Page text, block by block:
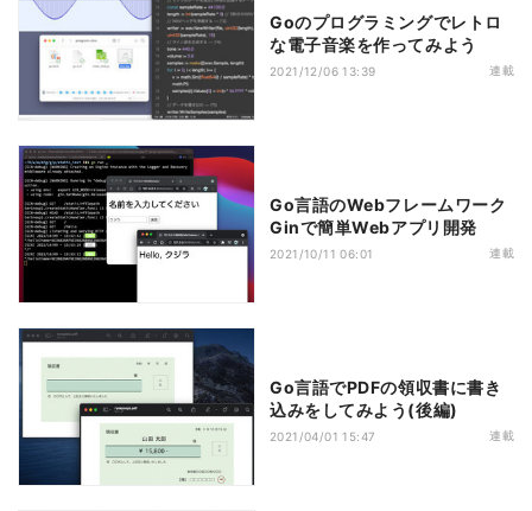
Goのプログラミングでレトロ
な電子音楽を作ってみよう
2021/12/06 13:39 連載
Go言語のWebフレームワーク
Ginで簡単Webアプリ開発
2021/10/11 06:01 連載
Go言語でPDFの領収書に書き
込みをしてみよう(後編)
2021/04/01 15:47 連載